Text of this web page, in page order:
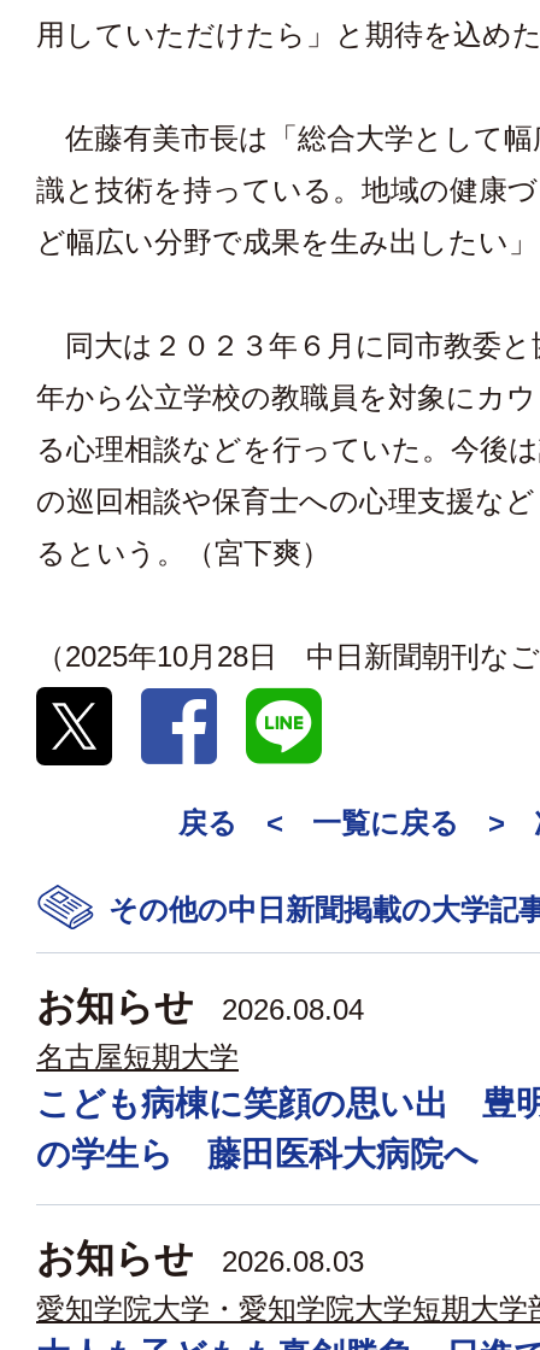
用していただけたら」と期待を込め
佐藤有美市長は「総合大学として幅
識と技術を持っている。地域の健康
ど幅広い分野で成果を生み出したい
同大は２０２３年６月に同市教委と
年から公立学校の教職員を対象にカ
る心理相談などを行っていた。今後
の巡回相談や保育士への心理支援な
るという。（宮下爽）
（2025年10月28日 中日新聞朝刊な
戻る < 一覧に戻る >
その他の中日新聞掲載の大学記
お知らせ
2026.08.04
名古屋短期大学
こども病棟に笑顔の思い出 豊
の学生ら 藤田医科大病院へ
お知らせ
2026.08.03
愛知学院大学・愛知学院大学短期大学